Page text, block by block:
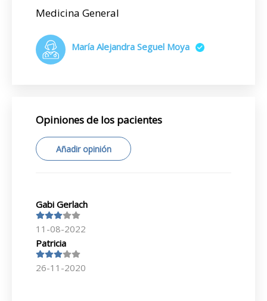
Medicina General
María Alejandra Seguel Moya
Opiniones de los pacientes
Añadir opinión
Gabi Gerlach
11-08-2022
Patricia
26-11-2020